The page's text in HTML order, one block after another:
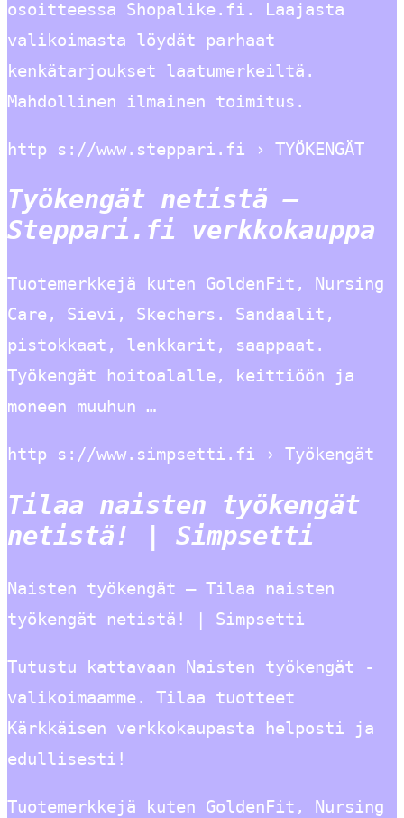
osoitteessa Shopalike.fi. Laajasta
valikoimasta löydät parhaat
kenkätarjoukset laatumerkeiltä.
Mahdollinen ilmainen toimitus.
http s://www.steppari.fi › TYÖKENGÄT
Työkengät netistä –
Steppari.fi verkkokauppa
Tuotemerkkejä kuten GoldenFit, Nursing
Care, Sievi, Skechers. Sandaalit,
pistokkaat, lenkkarit, saappaat.
Työkengät hoitoalalle, keittiöön ja
moneen muuhun …
http s://www.simpsetti.fi › Työkengät
Tilaa naisten työkengät
netistä! | Simpsetti
Naisten työkengät – Tilaa naisten
työkengät netistä! | Simpsetti
Tutustu kattavaan Naisten työkengät -
valikoimaamme. Tilaa tuotteet
Kärkkäisen verkkokaupasta helposti ja
edullisesti!
Tuotemerkkejä kuten GoldenFit, Nursing